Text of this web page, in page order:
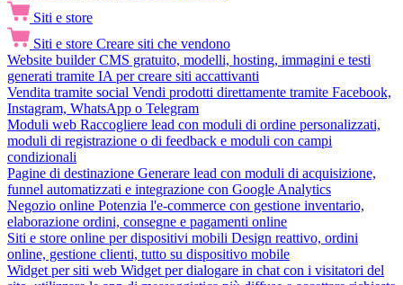
Siti e store
Siti e store Creare siti che vendono
Website builder CMS gratuito, modelli, hosting, immagini e testi
generati tramite IA per creare siti accattivanti
Vendita tramite social Vendi prodotti direttamente tramite Facebook,
Instagram, WhatsApp o Telegram
Moduli web Raccogliere lead con moduli di ordine personalizzati,
moduli di registrazione o di feedback e moduli con campi
condizionali
Pagine di destinazione Generare lead con moduli di acquisizione,
funnel automatizzati e integrazione con Google Analytics
Negozio online Potenzia l'e-commerce con gestione inventario,
elaborazione ordini, consegne e pagamenti online
Siti e store online per dispositivi mobili Design reattivo, ordini
online, gestione clienti, tutto su dispositivo mobile
Widget per siti web Widget per dialogare in chat con i visitatori del